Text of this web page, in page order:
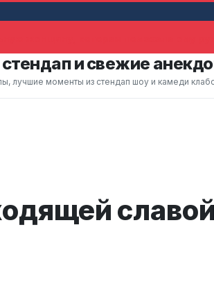
женщину, которая помахала ему рук
и свежие
моменты из стендап шоу и камеди
славой